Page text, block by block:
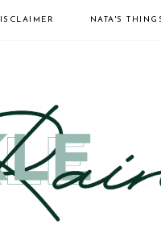
NATA'S